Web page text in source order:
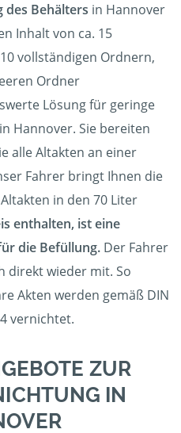
Behälters in Hannover
Inhalt von ca. 15
vollständigen Ordnern,
Ordner
Lösung für geringe
Hannover. Sie bereiten
alle Altakten an einer
Fahrer bringt Ihnen die
in den 70 Liter
enthalten, ist eine
die Befüllung. Der Fahrer
direkt wieder mit. So
Akten werden gemäß DIN
vernichtet.
ZUR
IN